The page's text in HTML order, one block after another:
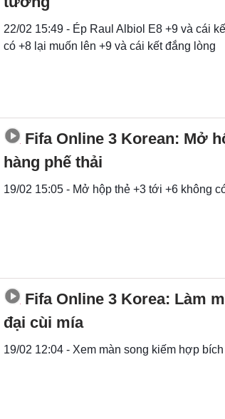
22/02 15:49 - Ép Raul Albiol E8 +9 và cái
có +8 lại muốn lên +9 và cái kết đắng lòng
Fifa Online 3 Korean: Mở
hàng phế thải
19/02 15:05 - Mở hộp thẻ +3 tới +6 không
Fifa Online 3 Korea: Làm
đại cùi mía
19/02 12:04 - Xem màn song kiếm hợp